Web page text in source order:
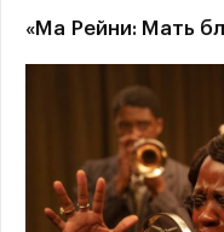
«Ма Рейни: Мать